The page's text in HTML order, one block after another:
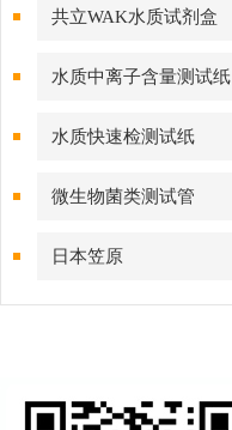
共立WAK水质试剂盒
水质中离子含量测试纸
水质快速检测试纸
微生物菌类测试管
日本笠原